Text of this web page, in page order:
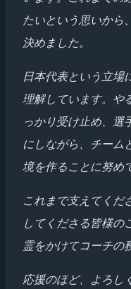
たいという思いから
決めました。
日本代表という立場
理解しています。や
っかり受け止め、選
にしながら、チーム
境を作ることに努め
これまで支えてくだ
してくださる皆様の
霊をかけてコーチの
応援のほど、よろし